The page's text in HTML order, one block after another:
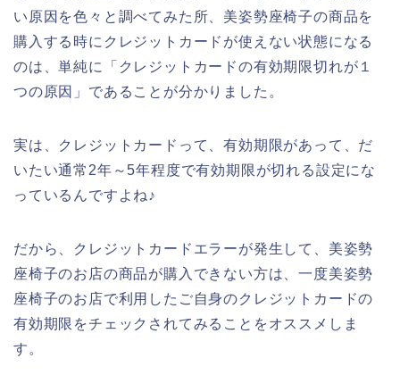
い原因を色々と調べてみた所、美姿勢座椅子の商品を
購入する時にクレジットカードが使えない状態になる
のは、単純に「クレジットカードの有効期限切れが１
つの原因」であることが分かりました。
実は、クレジットカードって、有効期限があって、だ
いたい通常2年～5年程度で有効期限が切れる設定にな
っているんですよね♪
だから、クレジットカードエラーが発生して、美姿勢
座椅子のお店の商品が購入できない方は、一度美姿勢
座椅子のお店で利用したご自身のクレジットカードの
有効期限をチェックされてみることをオススメしま
す。